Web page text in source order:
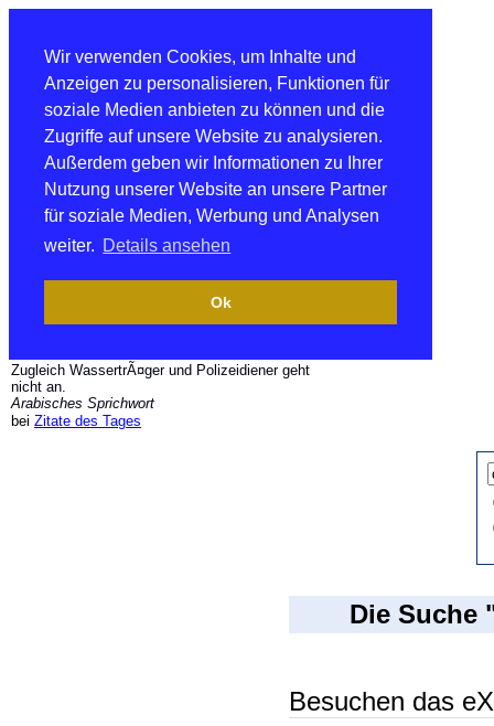
Wir verwenden Cookies, um Inhalte und
Anzeigen zu personalisieren, Funktionen für
soziale Medien anbieten zu können und die
Zugriffe auf unsere Website zu analysieren.
Außerdem geben wir Informationen zu Ihrer
Nutzung unserer Website an unsere Partner
für soziale Medien, Werbung und Analysen
weiter. Details ansehen
Ok
Zugleich WassertrÃ¤ger und Polizeidiener geht
nicht an.
Arabisches Sprichwort
bei Zitate des Tages
Die Suche
Besuchen das